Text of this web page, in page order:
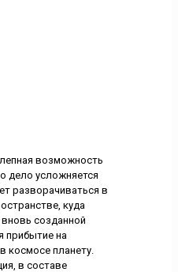
возможность
дело усложняется
разворачиваться в
куда
созданной
прибытие на
космосе планету.
в составе